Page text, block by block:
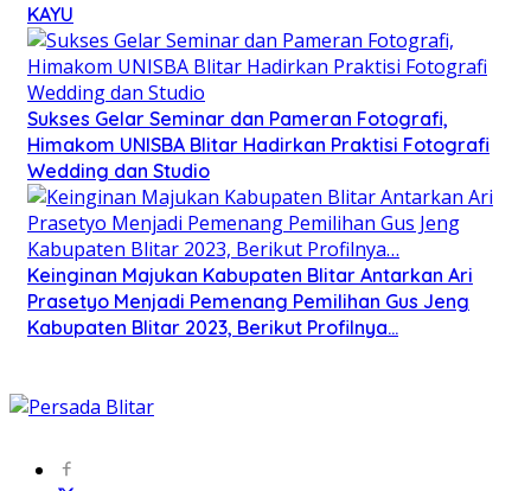
KAYU
Sukses Gelar Seminar dan Pameran Fotografi,
Himakom UNISBA Blitar Hadirkan Praktisi Fotografi
Wedding dan Studio
Keinginan Majukan Kabupaten Blitar Antarkan Ari
Prasetyo Menjadi Pemenang Pemilihan Gus Jeng
Kabupaten Blitar 2023, Berikut Profilnya…